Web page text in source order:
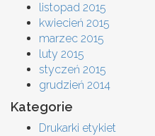
listopad 2015
kwiecień 2015
marzec 2015
luty 2015
styczeń 2015
grudzień 2014
Kategorie
Drukarki etykiet